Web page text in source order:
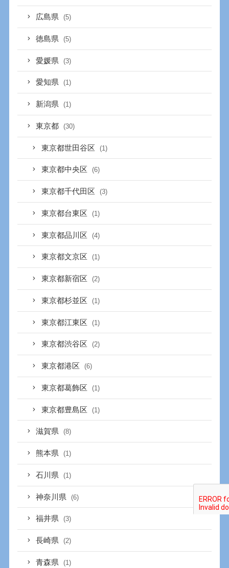
広島県 (5)
徳島県 (5)
愛媛県 (3)
愛知県 (1)
新潟県 (1)
東京都 (30)
東京都世田谷区 (1)
東京都中央区 (6)
東京都千代田区 (3)
東京都台東区 (1)
東京都品川区 (4)
東京都文京区 (1)
東京都新宿区 (2)
東京都杉並区 (1)
東京都江東区 (1)
東京都渋谷区 (2)
東京都港区 (6)
東京都葛飾区 (1)
東京都豊島区 (1)
滋賀県 (8)
熊本県 (1)
石川県 (1)
神奈川県 (6)
福井県 (3)
長崎県 (2)
青森県 (1)